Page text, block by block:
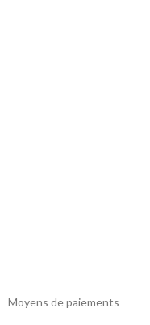
Moyens de paiements